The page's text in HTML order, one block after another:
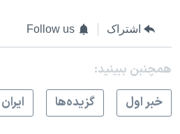
اشتراک Follow us
همچنبن ببینید:
خبر اول
گزيده‌ها ايران